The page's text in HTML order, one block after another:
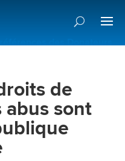
des Donateurs
de
abus sont